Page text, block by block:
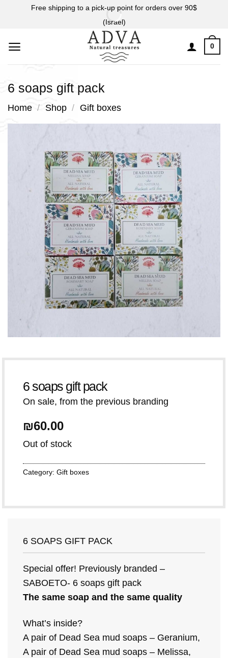
Free shipping to a pick-up point for orders over 90$
(Israel)
0
6 soaps gift pack
Home / Shop / Gift boxes
6 soaps gift pack
On sale, from the previous branding
₪60.00
Out of stock
Category: Gift boxes
6 SOAPS GIFT PACK
Special offer! Previously branded –
SABOETO- 6 soaps gift pack
The same soap and the same quality
What’s inside?
A pair of Dead Sea mud soaps – Geranium,
A pair of Dead Sea mud soaps – Melissa,